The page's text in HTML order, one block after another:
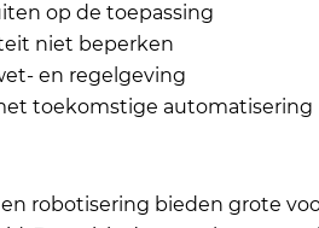
op de toepassing
niet beperken
en regelgeving
toekomstige automatisering
robotisering bieden grote